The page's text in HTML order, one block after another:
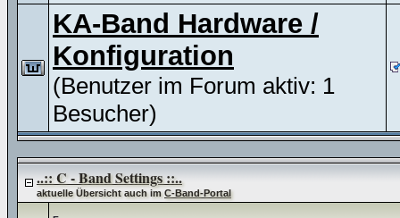
KA-Band Hardware /
Konfiguration
(Benutzer im Forum aktiv: 1
Besucher)
..:: C - Band Settings ::..
aktuelle Übersicht auch imC-Band-Portal